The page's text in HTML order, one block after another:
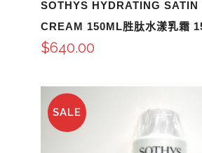
SOTHYS HYDRATING SATIN
CREAM 150ML胜肽水漾乳霜
$640.00
SALE